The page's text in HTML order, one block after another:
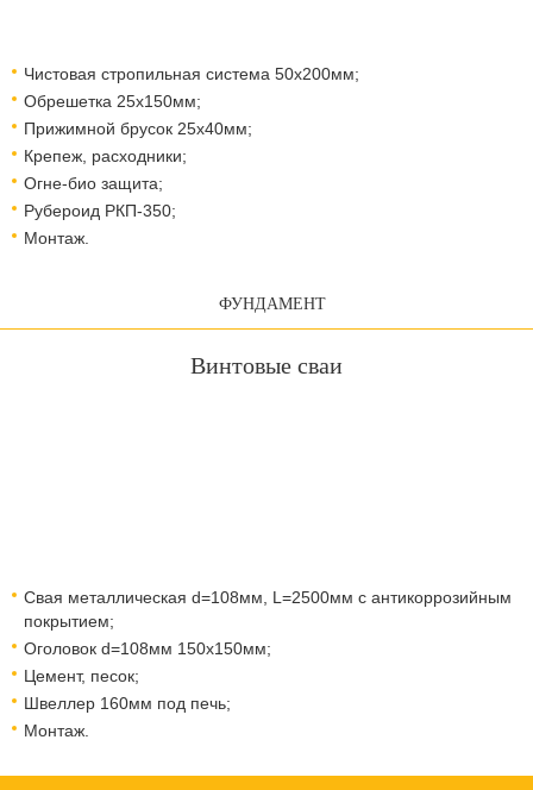
Чистовая стропильная система 50х200мм;
Обрешетка 25х150мм;
Прижимной брусок 25х40мм;
Крепеж, расходники;
Огне-био защита;
Рубероид РКП-350;
Монтаж.
ФУНДАМЕНТ
Винтовые сваи
Свая металлическая d=108мм, L=2500мм с антикоррозийным
покрытием;
Оголовок d=108мм 150x150мм;
Цемент, песок;
Швеллер 160мм под печь;
Монтаж.